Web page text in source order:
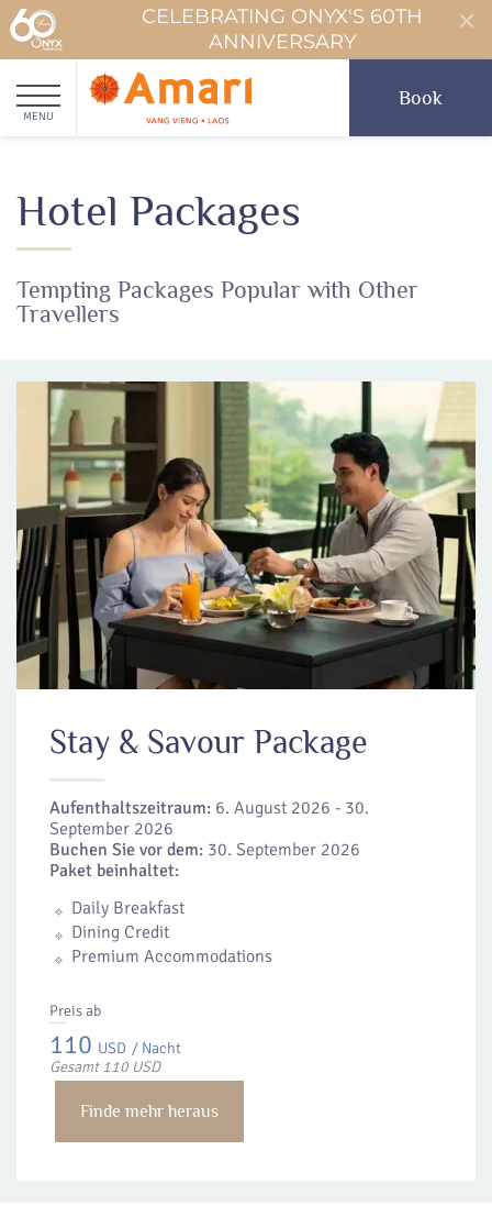
CELEBRATING ONYX'S 60TH
ANNIVERSARY
MENU
Book
Hotel Packages
Tempting Packages Popular with Other
Travellers
Stay & Savour Package
Aufenthaltszeitraum: 6. August 2026 - 30.
September 2026
Buchen Sie vor dem: 30. September 2026
Paket beinhaltet:
Daily Breakfast
Dining Credit
Premium Accommodations
Preis ab
110 USD / Nacht
Gesamt 110 USD
Finde mehr heraus